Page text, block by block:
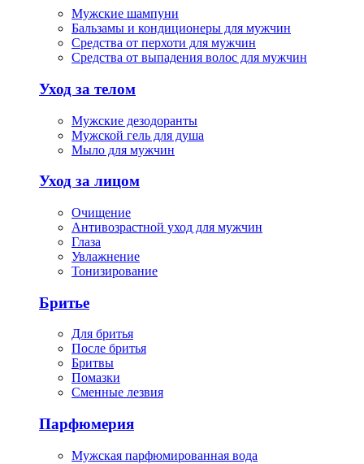
Мужские шампуни
Бальзамы и кондиционеры для мужчин
Средства от перхоти для мужчин
Средства от выпадения волос для мужчин
Уход за телом
Мужские дезодоранты
Мужской гель для душа
Мыло для мужчин
Уход за лицом
Очищение
Антивозрастной уход для мужчин
Глаза
Увлажнение
Тонизирование
Бритье
Для бритья
После бритья
Бритвы
Помазки
Сменные лезвия
Парфюмерия
Мужская парфюмированная вода